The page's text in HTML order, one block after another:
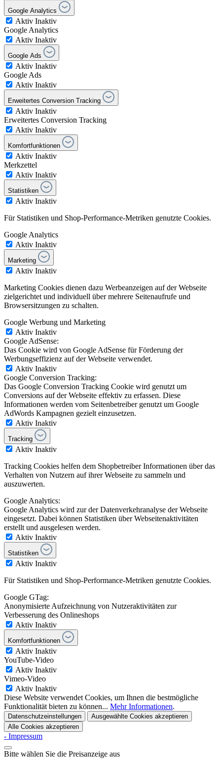
Google Analytics
Aktiv Inaktiv
Google Analytics
Aktiv Inaktiv
Google Ads
Aktiv Inaktiv
Google Ads
Aktiv Inaktiv
Erweitertes Conversion Tracking
Aktiv Inaktiv
Erweitertes Conversion Tracking
Aktiv Inaktiv
Komfortfunktionen
Aktiv Inaktiv
Merkzettel
Aktiv Inaktiv
Statistiken
Aktiv Inaktiv
Für Statistiken und Shop-Performance-Metriken genutzte Cookies.
Google Analytics
Aktiv Inaktiv
Marketing
Aktiv Inaktiv
Marketing Cookies dienen dazu Werbeanzeigen auf der Webseite
zielgerichtet und individuell über mehrere Seitenaufrufe und
Browsersitzungen zu schalten.
Google Werbung und Marketing
Aktiv Inaktiv
Google AdSense:
Das Cookie wird von Google AdSense für Förderung der
Werbungseffizienz auf der Webseite verwendet.
Aktiv Inaktiv
Google Conversion Tracking:
Das Google Conversion Tracking Cookie wird genutzt um
Conversions auf der Webseite effektiv zu erfassen. Diese
Informationen werden vom Seitenbetreiber genutzt um Google
AdWords Kampagnen gezielt einzusetzen.
Aktiv Inaktiv
Tracking
Aktiv Inaktiv
Tracking Cookies helfen dem Shopbetreiber Informationen über das
Verhalten von Nutzern auf ihrer Webseite zu sammeln und
auszuwerten.
Google Analytics:
Google Analytics wird zur der Datenverkehranalyse der Webseite
eingesetzt. Dabei können Statistiken über Webseitenaktivitäten
erstellt und ausgelesen werden.
Aktiv Inaktiv
Statistiken
Aktiv Inaktiv
Für Statistiken und Shop-Performance-Metriken genutzte Cookies.
Google GTag:
Anonymisierte Aufzeichnung von Nutzeraktivitäten zur
Verbesserung des Onlineshops
Aktiv Inaktiv
Komfortfunktionen
Aktiv Inaktiv
YouTube-Video
Aktiv Inaktiv
Vimeo-Video
Aktiv Inaktiv
Diese Website verwendet Cookies, um Ihnen die bestmögliche
Funktionalität bieten zu können... Mehr Informationen.
Datenschutzeinstellungen
Ausgewählte Cookies akzeptieren
Alle Cookies akzeptieren
- Impressum
Bitte wählen Sie die Preisanzeige aus